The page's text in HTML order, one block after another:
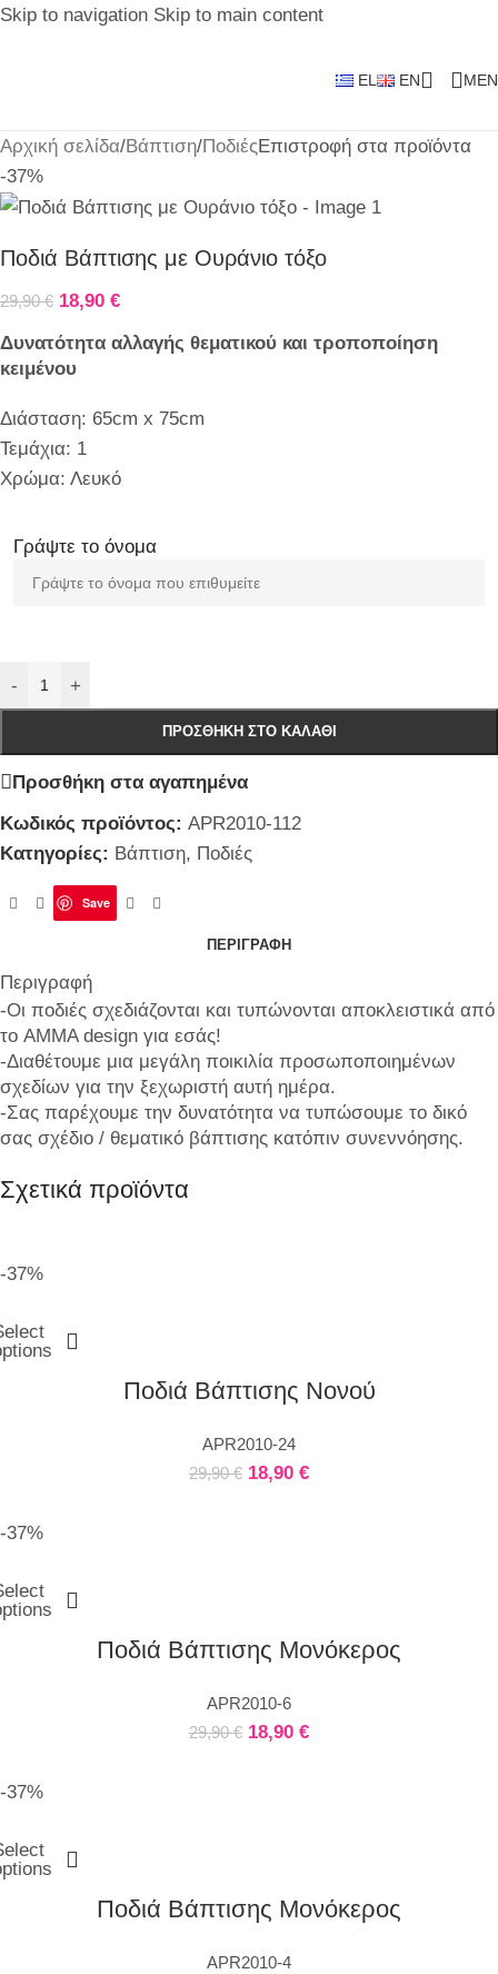
Skip to navigation Skip to main content
EL EN
Αρχική σελίδα/Βάπτιση/ΠοδιέςΕπιστροφή στα προϊόντα
-37%
Ποδιά Βάπτισης με Ουράνιο τόξο
29,90€ 18,90 €
Δυνατότητα αλλαγής θεματικού και τροποποίηση
κειμένου
Διάσταση: 65cm x 75cm
Τεμάχια: 1
Χρώμα: Λευκό
Γράψτε το όνομα
- +
ΠΡΟΣΘΉΚΗ ΣΤΟ ΚΑΛΆΘΙ
Προσθήκη στα αγαπημένα
Κωδικός προϊόντος: APR2010-112
Κατηγορίες: Βάπτιση, Ποδιές
Save
ΠΕΡΙΓΡΑΦΉ
Περιγραφή
-Οι ποδιές σχεδιάζονται και τυπώνονται αποκλειστικά από
το AMMA design για εσάς!
-Διαθέτουμε μια μεγάλη ποικιλία προσωποποιημένων
σχεδίων για την ξεχωριστή αυτή ημέρα.
-Σας παρέχουμε την δυνατότητα να τυπώσουμε το δικό
σας σχέδιο / θεματικό βάπτισης κατόπιν συνεννόησης.
Σχετικά προϊόντα
-37%
Ποδιά Βάπτισης Νονού
APR2010-24
29,90€ 18,90 €
-37%
Ποδιά Βάπτισης Μονόκερος
APR2010-6
29,90€ 18,90 €
-37%
Ποδιά Βάπτισης Μονόκερος
APR2010-4